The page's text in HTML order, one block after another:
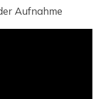
Aufnahme